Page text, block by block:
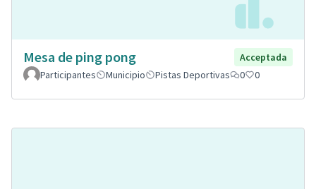
Mesa de ping pong
Acceptada
Participantes
Municipio Pistas Deportivas 0 0